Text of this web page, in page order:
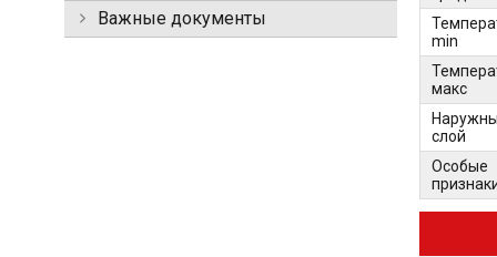
Важные документы
min
макс
слой
Особые